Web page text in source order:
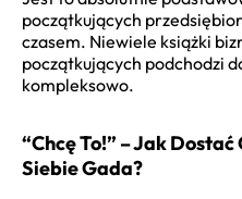
początkujących
czasem. Niewiele książki
początkujących podchodzi
kompleksowo.
“Chcę To!” – Jak Dostać
Siebie Gada?